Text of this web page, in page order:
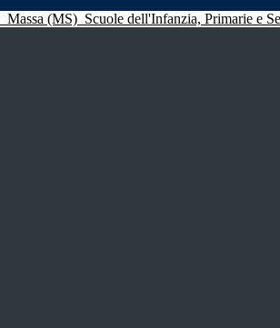
Massa (MS) Scuole dell'Infanzia, Primarie e